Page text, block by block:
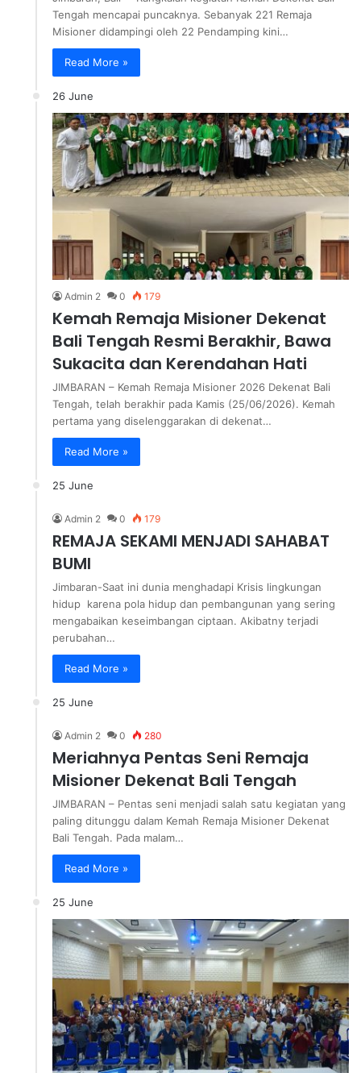
Tengah mencapai puncaknya. Sebanyak 221 Remaja
Misioner didampingi oleh 22 Pendamping kini…
Read More »
26 June
Admin 2 0 179
Kemah Remaja Misioner Dekenat
Bali Tengah Resmi Berakhir, Bawa
Sukacita dan Kerendahan Hati
JIMBARAN – Kemah Remaja Misioner 2026 Dekenat Bali
Tengah, telah berakhir pada Kamis (25/06/2026). Kemah
pertama yang diselenggarakan di dekenat…
Read More »
25 June
Admin 2 0 179
REMAJA SEKAMI MENJADI SAHABAT
BUMI
Jimbaran-Saat ini dunia menghadapi Krisis lingkungan
hidup karena pola hidup dan pembangunan yang sering
mengabaikan keseimbangan ciptaan. Akibatny terjadi
perubahan…
Read More »
25 June
Admin 2 0 280
Meriahnya Pentas Seni Remaja
Misioner Dekenat Bali Tengah
JIMBARAN – Pentas seni menjadi salah satu kegiatan yang
paling ditunggu dalam Kemah Remaja Misioner Dekenat
Bali Tengah. Pada malam…
Read More »
25 June